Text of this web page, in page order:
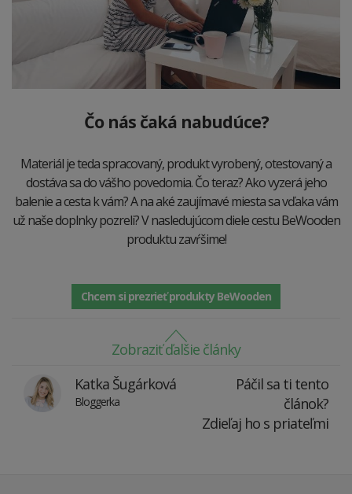
Čo nás čaká nabudúce?
Materiál je teda spracovaný, produkt vyrobený, otestovaný a
dostáva sa do vášho povedomia. Čo teraz? Ako vyzerá jeho
balenie a cesta k vám? A na aké zaujímavé miesta sa vďaka vám
už naše doplnky pozreli? V nasledujúcom diele cestu BeWooden
produktu zavŕšime!
Chcem si prezrieť produkty BeWooden
Zobraziť ďalšie články
Katka Šugárková
Bloggerka
Páčil sa ti tento
článok?
Zdieľaj ho s priateľmi